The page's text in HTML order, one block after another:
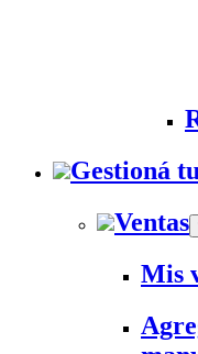
Gestioná
Ventas
Mis